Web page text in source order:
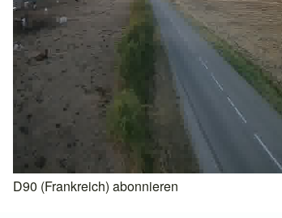
D90 (Frankreich) abonnieren